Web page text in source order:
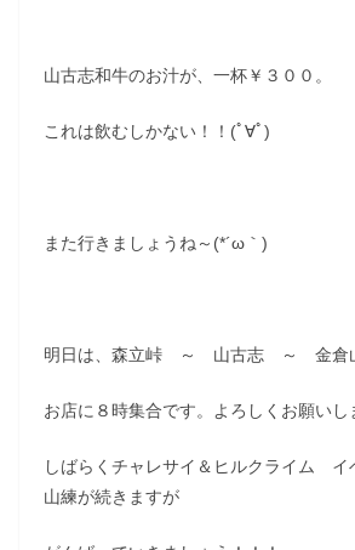
山古志和牛のお汁が、一杯￥３００。
これは飲むしかない！！(ﾟ∀ﾟ)
また行きましょうね～(*´ω｀)
明日は、森立峠 ～ 山古志 ～ 金倉
お店に８時集合です。よろしくお願いし
しばらくチャレサイ＆ヒルクライム イ
山練が続きますが